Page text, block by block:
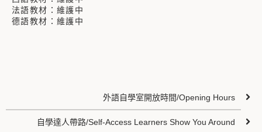
法語教材：維護中
德語教材：維護中
外語自學室開放時間/Opening Hours
自學達人帶路/Self-Access Learners Show You Around